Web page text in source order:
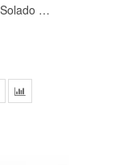
Sapato Oxford Masculino Solado Couro Cromo Argentino